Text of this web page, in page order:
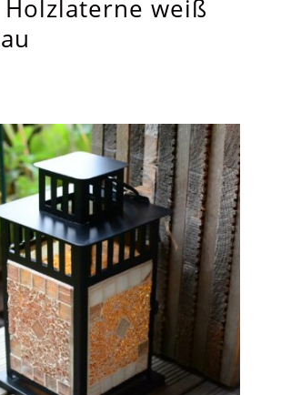
Holzlaterne weiß